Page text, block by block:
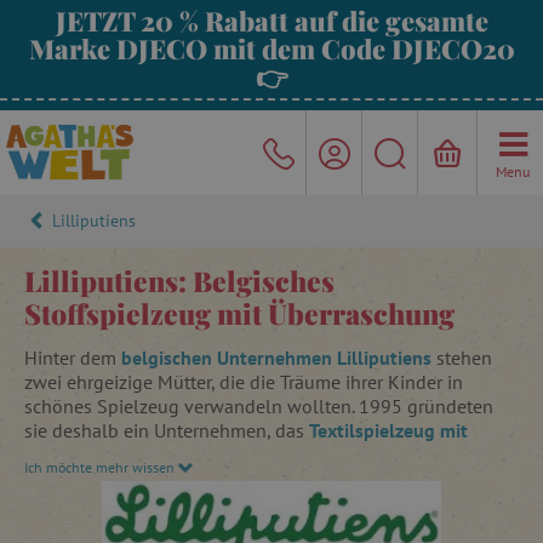
JETZT 20 % Rabatt auf die gesamte
Marke DJECO mit dem Code DJECO20
👉
Menu
Lilliputiens
Lilliputiens: Belgisches
Stoffspielzeug mit Überraschung
Hinter dem belgischen Unternehmen Lilliputiens stehen
zwei ehrgeizige Mütter, die die Träume ihrer Kinder in
schönes Spielzeug verwandeln wollten. 1995 gründeten
sie deshalb ein Unternehmen, das Textilspielzeug mit
sind lustige Elemente versteckt, die das Interesse der
Kinder wecken und ihre Entwicklung auf die natürlichste
Art und Weise fördern - durch das Spiel. Neugierde ist die
Ich möchte mehr wissen